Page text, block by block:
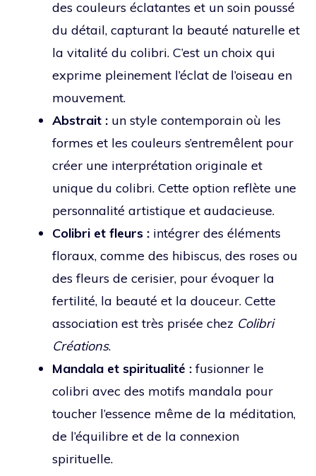
des couleurs éclatantes et un soin poussé
du détail, capturant la beauté naturelle et
la vitalité du colibri. C’est un choix qui
exprime pleinement l’éclat de l’oiseau en
mouvement.
Abstrait : un style contemporain où les
formes et les couleurs s’entremêlent pour
créer une interprétation originale et
unique du colibri. Cette option reflète une
personnalité artistique et audacieuse.
Colibri et fleurs : intégrer des éléments
floraux, comme des hibiscus, des roses ou
des fleurs de cerisier, pour évoquer la
fertilité, la beauté et la douceur. Cette
association est très prisée chez Colibri
Créations.
Mandala et spiritualité :fusionner le
colibri avec des motifs mandala pour
toucher l’essence même de la méditation,
de l’équilibre et de la connexion
spirituelle.